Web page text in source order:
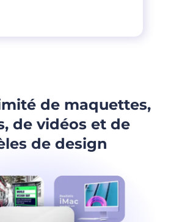
de maquettes,
de vidéos et de
de design